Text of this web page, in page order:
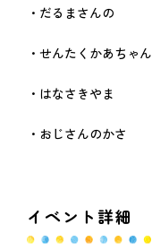
・だるまさんの
・せんたくかあちゃん
・はなさきやま
・おじさんのかさ
イベント詳細